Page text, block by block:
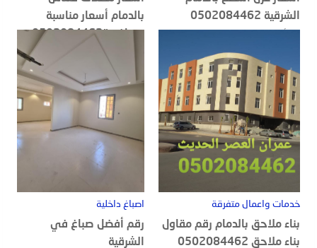
الشرقية 0502084462
بالدمام أسعار مناسبة
ومنافسة0502084462
خدمات واعمال متفرقة
بناء ملاحق بالدمام رقم مقاول
بناء ملاحق 0502084462
اصباغ داخلية
رقم أفضل صباغ في
الشرقية